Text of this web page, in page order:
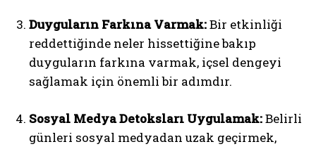
Duyguların Farkına Varmak:Bir etkinliği
reddettiğinde neler hissettiğine bakıp
duyguların farkına varmak, içsel dengeyi
sağlamak için önemli bir adımdır.
Sosyal Medya Detoksları Uygulamak:Belirli
günleri sosyal medyadan uzak geçirmek,